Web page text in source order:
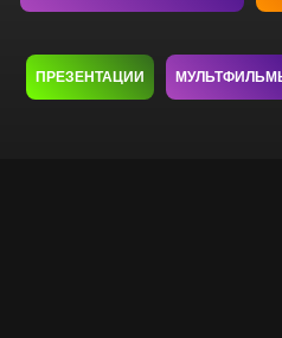
ПРЕЗЕНТАЦИИ